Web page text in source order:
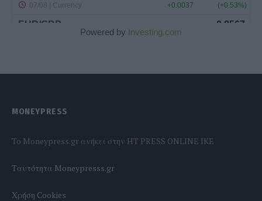
Powered by Investing.com
MONEYPRESS
To Moneypress.gr ανήκει στην HT PRESS ONLINE IKE
Tαυτότητα Moneypresss.gr
Χρήση Cookies